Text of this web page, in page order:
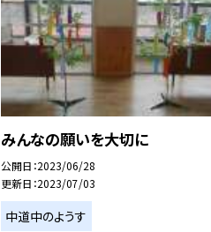
みんなの願いを大切に
公開日 2023/06/28
更新日 2023/07/03
中道中のようす